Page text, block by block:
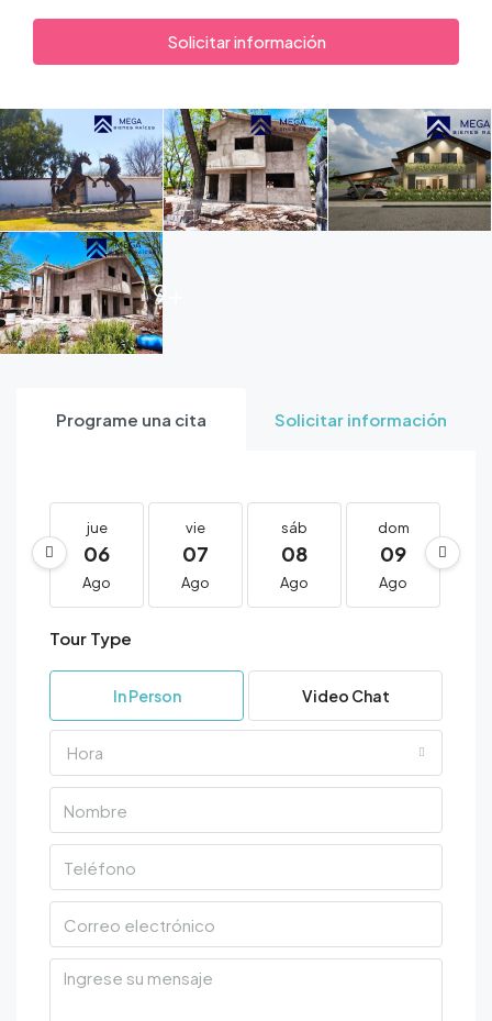
Solicitar información
9+
Programe una cita Solicitar información
jue
06
Ago
vie
07
Ago
sáb
08
Ago
dom
09
Ago
Tour Type
In Person Video Chat
Hora